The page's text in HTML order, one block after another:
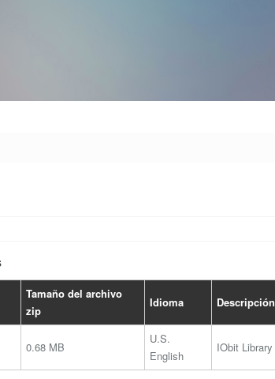
Tamaño del archivo
zip
Idioma Descripción
0.68 MB
U.S.
English
IObit Library